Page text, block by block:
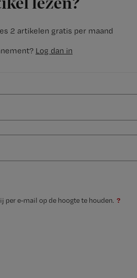
2 artikelen gratis per maand
Log dan in
per e-mail op de hoogte te houden. ?